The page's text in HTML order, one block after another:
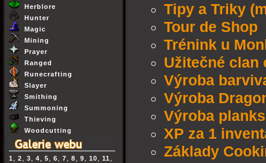
Herblore
Hunter
Magic
Mining
Prayer
Ranged
Runecrafting
Slayer
Smithing
Summoning
Thieving
Woodcutting
1 , 2, 3, 4, 5, 6, 7, 8, 9, 10, 11 ,
Tipy a Triky
Tour de Shop
Trénink u
Užitečné clan
Výroba
Výroba
Výroba planks
XP za 1
Základy